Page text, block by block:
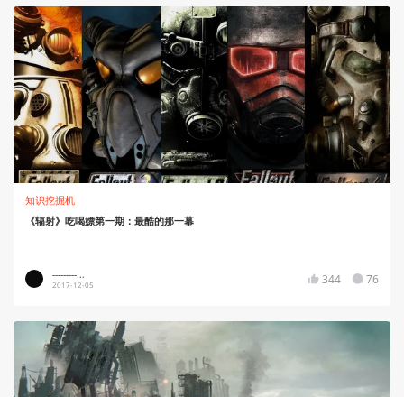
知识挖掘机
《辐射》吃喝嫖第一期：最酷的那一幕
---------...
2017-12-05 344 76